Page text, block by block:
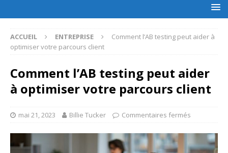
ACCUEIL ENTREPRISE
Comment l’AB testing peut aider à
optimiser votre parcours client
Comment l’AB testing peut aider
à optimiser votre parcours client
mai 21, 2023 Billie Tucker Commentaires fermés